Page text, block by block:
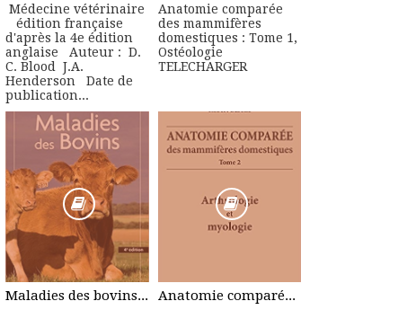
Médecine vétérinaire
édition française
d'après la 4e édition
anglaise Auteur : D.
C. Blood J.A.
Henderson Date de
publication...
Anatomie comparée
des mammifères
domestiques : Tome 1,
Ostéologie
TELECHARGER
Maladies des bovins 4 eme édition - Manuel Pratique Anatomie comparée des mammifères domestiques ; Tome 2 Arthrologie + Myologie